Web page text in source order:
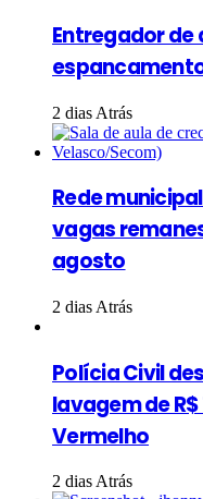
Entregador de
2 dias Atrás
Rede
vagas
agosto
2 dias Atrás
Polícia Civil
lavagem de
Vermelho
2 dias Atrás